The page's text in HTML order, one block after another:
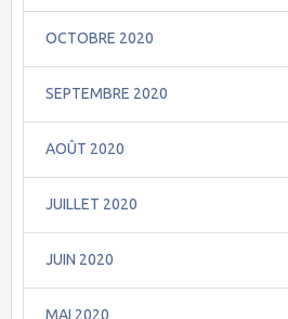
OCTOBRE 2020
SEPTEMBRE 2020
AOÛT 2020
JUILLET 2020
JUIN 2020
MAI 2020